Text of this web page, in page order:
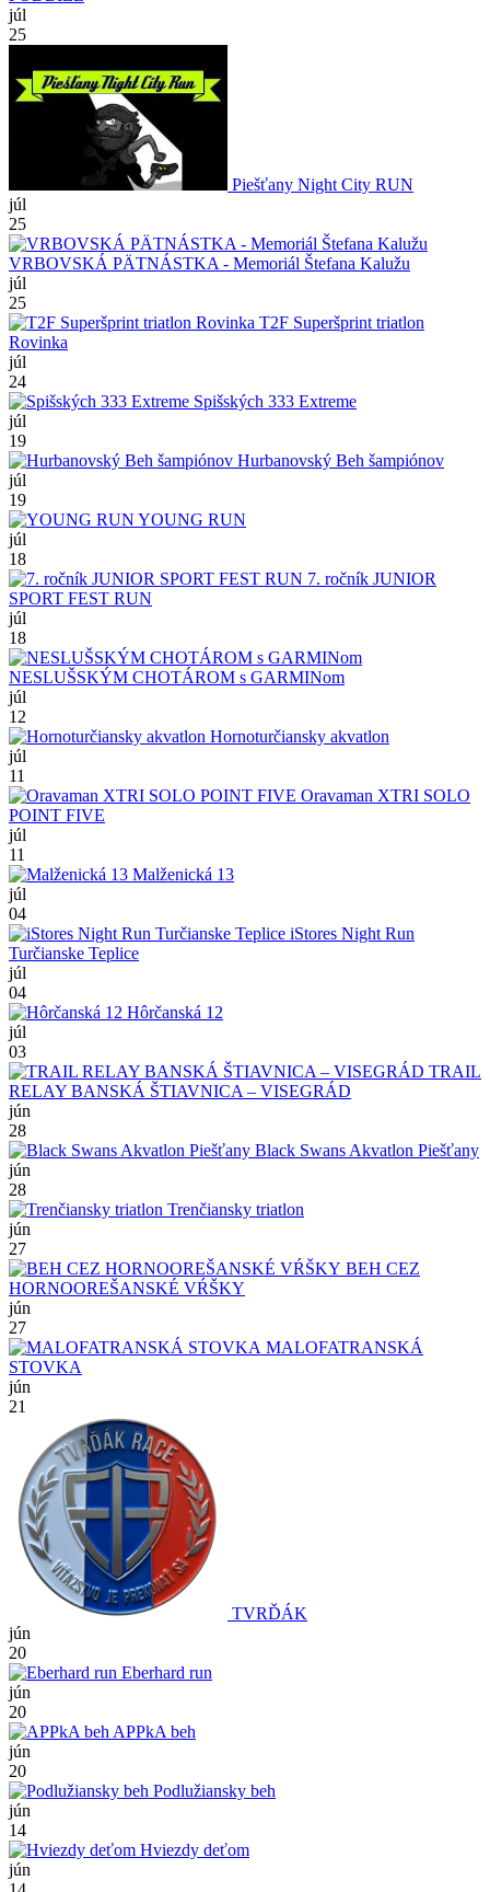
júl
25
Piešťany Night City RUN
júl
25
VRBOVSKÁ PÄTNÁSTKA - Memoriál Štefana Kalužu
júl
25
T2F Superšprint triatlon
Rovinka
júl
24
Spišských 333 Extreme
júl
19
Hurbanovský Beh šampiónov
júl
19
YOUNG RUN
júl
18
7. ročník JUNIOR
SPORT FEST RUN
júl
18
NESLUŠSKÝM CHOTÁROM s GARMINom
júl
12
Hornoturčiansky akvatlon
júl
11
Oravaman XTRI SOLO
POINT FIVE
júl
11
Malženická 13
júl
04
iStores Night Run
Turčianske Teplice
júl
04
Hôrčanská 12
júl
03
TRAIL
RELAY BANSKÁ ŠTIAVNICA – VISEGRÁD
jún
28
Black Swans Akvatlon Piešťany
jún
28
Trenčiansky triatlon
jún
27
BEH CEZ
HORNOOREŠANSKÉ VŔŠKY
jún
27
MALOFATRANSKÁ
STOVKA
jún
21
TVRĎÁK
jún
20
Eberhard run
jún
20
APPkA beh
jún
20
Podlužiansky beh
jún
14
Hviezdy deťom
jún